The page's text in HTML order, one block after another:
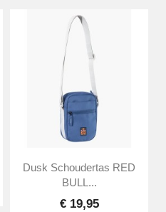
Dusk Schoudertas RED
BULL...
€ 19,95